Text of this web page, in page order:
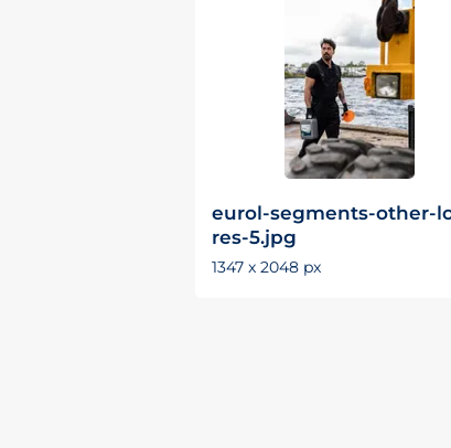
eurol-segments-other-
res-5.jpg
1347 x 2048 px